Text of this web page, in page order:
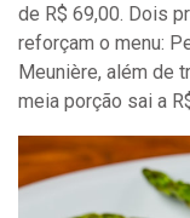
de R$ 69,00. Dois
reforçam o menu:
Meunière, além de
meia porção sai a